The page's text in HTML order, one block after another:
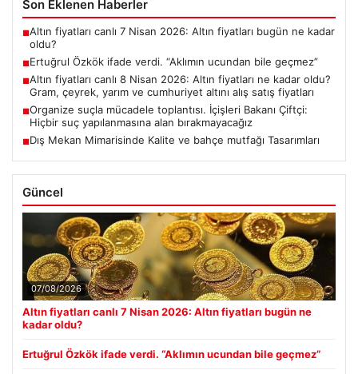
Son Eklenen Haberler
■Altın fiyatları canlı 7 Nisan 2026: Altın fiyatları bugün ne kadar
oldu?
■Ertuğrul Özkök ifade verdi. “Aklımın ucundan bile geçmez”
■Altın fiyatları canlı 8 Nisan 2026: Altın fiyatları ne kadar oldu?
Gram, çeyrek, yarım ve cumhuriyet altını alış satış fiyatları
■Organize suçla mücadele toplantısı. İçişleri Bakanı Çiftçi:
Hiçbir suç yapılanmasına alan bırakmayacağız
■Dış Mekan Mimarisinde Kalite ve bahçe mutfağı Tasarımları
Güncel
07/08/2026
Altın fiyatları canlı 7 Nisan 2026: Altın fiyatları bugün ne
kadar oldu?
Ertuğrul Özkök ifade verdi. “Aklımın ucundan bile geçmez”